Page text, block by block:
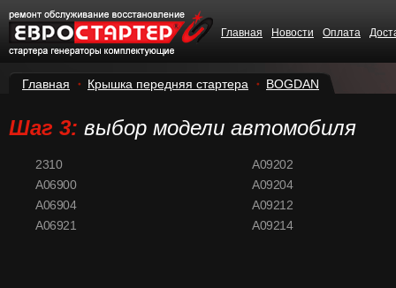
Главная Новости Оплата
Главная Крышка передняя стартера BOGDAN
Шаг 3: выбор модели автомобиля
2310
A06900
A06904
A06921
A09202
A09204
A09212
A09214